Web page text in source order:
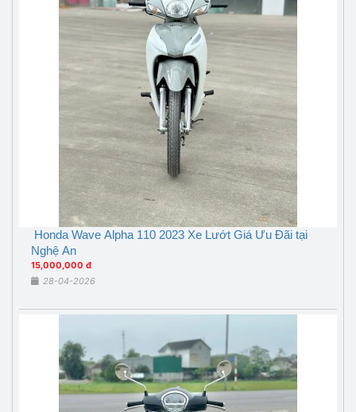
Honda Wave Alpha 110 2023 Xe Lướt Giá Ưu Đãi tại
Nghệ An
15,000,000 đ
28-04-2026